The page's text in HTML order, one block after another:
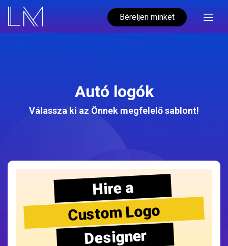
Béreljen minket
Autó logók
Válassza ki az Önnek megfelelő sablont!
Hire a
Custom Logo
Designer